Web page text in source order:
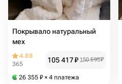
Покрывало натуральный
мех
4.88
365
105 417₽ 150 595₽
26 355 ₽ × 4 платежа